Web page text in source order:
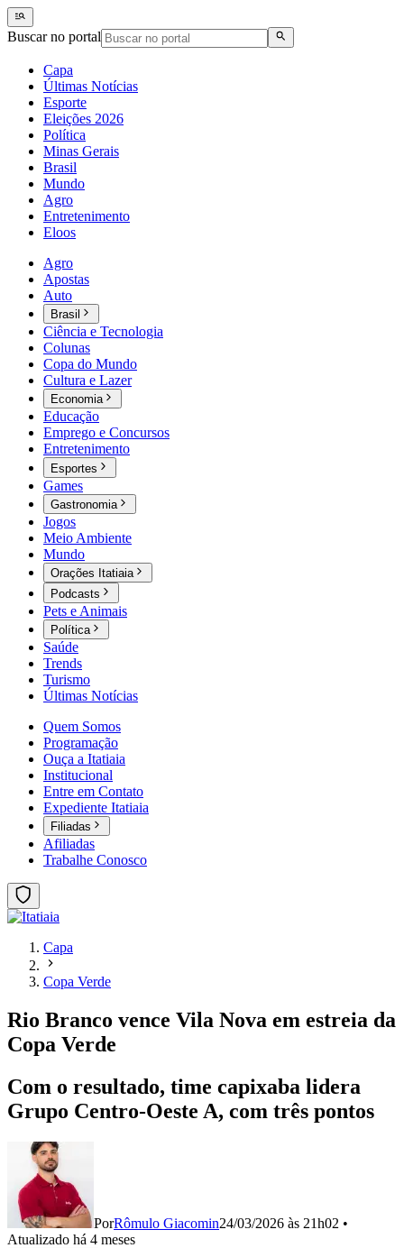
Buscar no portal
Capa
Últimas Notícias
Esporte
Eleições 2026
Política
Minas Gerais
Brasil
Mundo
Agro
Entretenimento
Eloos
Agro
Apostas
Auto
Brasil
Ciência e Tecnologia
Colunas
Copa do Mundo
Cultura e Lazer
Economia
Educação
Emprego e Concursos
Entretenimento
Esportes
Games
Gastronomia
Jogos
Meio Ambiente
Mundo
Orações Itatiaia
Podcasts
Pets e Animais
Política
Saúde
Trends
Turismo
Últimas Notícias
Quem Somos
Programação
Ouça a Itatiaia
Institucional
Entre em Contato
Expediente Itatiaia
Filiadas
Afiliadas
Trabalhe Conosco
Capa
Copa Verde
Rio Branco vence Vila Nova em estreia da
Copa Verde
Com o resultado, time capixaba lidera
Grupo Centro-Oeste A, com três pontos
PorRômulo Giacomin24/03/2026 às 21h02 •
Atualizado há 4 meses